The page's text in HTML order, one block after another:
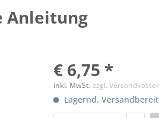
Anleitung
€ 6,75 *
inkl. MwSt.zzgl.
Lagernd.